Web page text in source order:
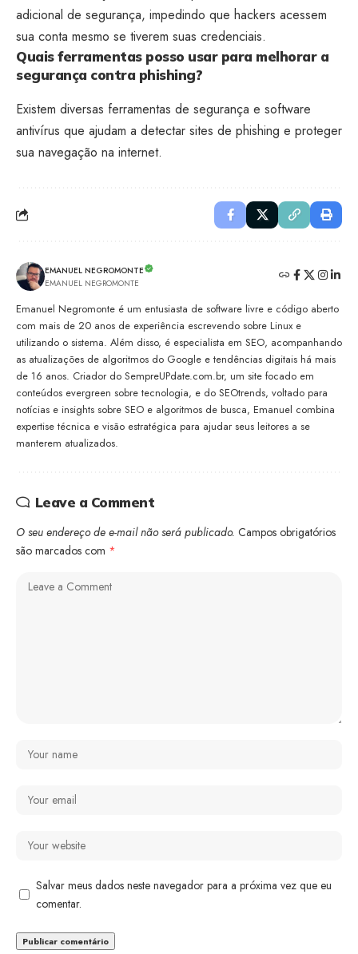
adicional de segurança, impedindo que hackers acessem
sua conta mesmo se tiverem suas credenciais.
Quais ferramentas posso usar para melhorar a
segurança contra phishing?
Existem diversas ferramentas de segurança e software
antivírus que ajudam a detectar sites de phishing e proteger
sua navegação na internet.
EMANUEL NEGROMONTE
EMANUEL NEGROMONTE
Emanuel Negromonte é um entusiasta de software livre e código aberto
com mais de 20 anos de experiência escrevendo sobre Linux e
utilizando o sistema. Além disso, é especialista em SEO, acompanhando
as atualizações de algoritmos do Google e tendências digitais há mais
de 16 anos. Criador do SempreUPdate.com.br, um site focado em
conteúdos evergreen sobre tecnologia, e do SEOtrends, voltado para
notícias e insights sobre SEO e algoritmos de busca, Emanuel combina
expertise técnica e visão estratégica para ajudar seus leitores a se
manterem atualizados.
Leave a Comment
O seu endereço de e-mail não será publicado. Campos obrigatórios
são marcados com *
Salvar meus dados neste navegador para a próxima vez que eu
comentar.